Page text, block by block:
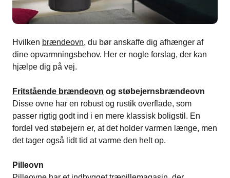
Hvilken brændeovn, du bør anskaffe dig afhænger af
dine opvarmningsbehov. Her er nogle forslag, der kan
hjælpe dig på vej.
Fritstående brændeovn og støbejernsbrændeovn
Disse ovne har en robust og rustik overflade, som
passer rigtig godt ind i en mere klassisk boligstil. En
fordel ved støbejern er, at det holder varmen længe, men
det tager også lidt tid at varme den helt op.
Pilleovn